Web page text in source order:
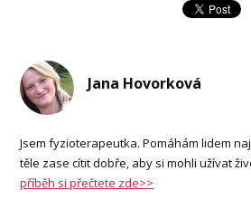
Jana Hovorková
Jsem fyzioterapeutka. Pomáhám lidem
těle zase cítit dobře, aby si mohli užívat
příběh si přečtete zde>>